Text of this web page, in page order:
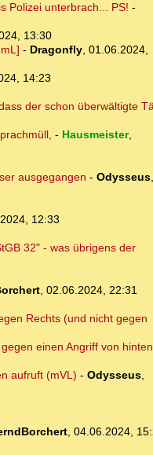
Polizei unterbrach... PS! -
13:30
- Dragonfly, 01.06.2024,
14:23
der schon überwältigte
- Hausmeister,
ausgegangen - Odysseus,
12:33
32" - was übrigens der
, 02.06.2024, 22:31
Rechts (und nicht gegen
einen Angriff von hinten
aufruft (mVL) - Odysseus,
, 04.06.2024,